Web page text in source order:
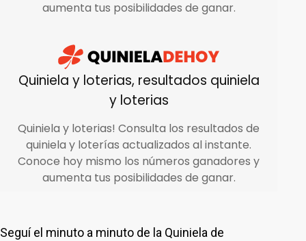
Seguí el minuto a minuto de la Quiniela de